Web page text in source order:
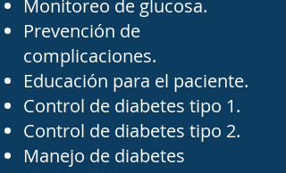
fracturas, especialmente
en mujeres después de la
menopausia y en adultos
mayores. El endocrinólogo
puede solicitar estudios
Monitoreo de glucosa.
Prevención de
complicaciones.
Educación para el paciente.
Control de diabetes tipo 1.
Control de diabetes tipo 2.
Manejo de diabetes